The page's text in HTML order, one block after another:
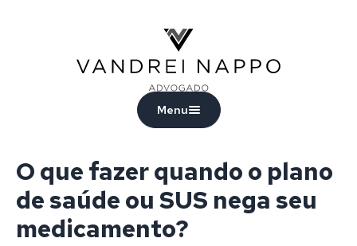
Menu
O que fazer quando o plano
de saúde ou SUS nega seu
medicamento?